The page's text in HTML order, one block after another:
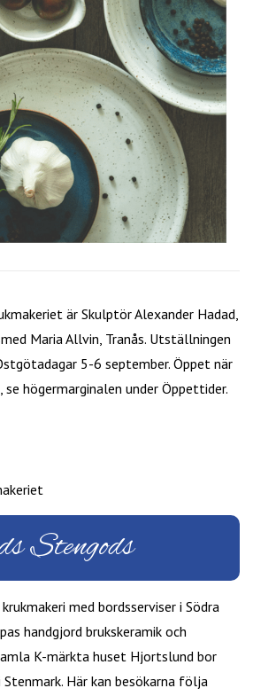
är Skulptör Alexander Hadad,
Maria Allvin, Tranås. Utställningen
5-6 september. Öppet när
högermarginalen under Öppettider.
Stengods
med bordsserviser i Södra
handgjord brukskeramik och
K-märkta huset Hjortslund bor
Här kan besökarna följa